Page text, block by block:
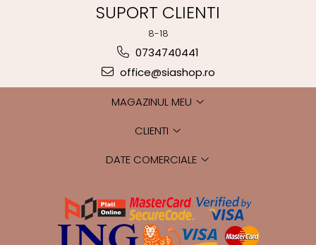
SUPORT CLIENTI
8-18
0734740441
office@siashop.ro
MAGAZINUL MEU
CLIENTI
DATE COMERCIALE